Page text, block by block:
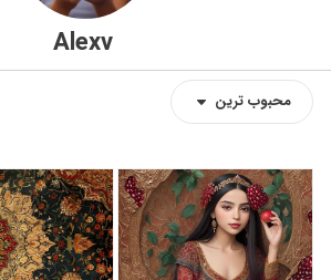
Alexv
محبوب‌‌‌ ترین
بلاگ پارس استاک